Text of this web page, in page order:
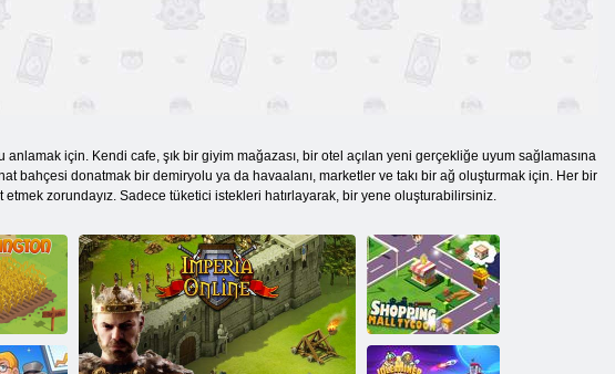
için. Kendi cafe, şık bir giyim mağazası, bir otel açılan yeni gerçekliğe uyum sağlamasına
bahçesi donatmak bir demiryolu ya da havaalanı, marketler ve takı bir ağ oluşturmak için. Her bir
zorundayız. Sadece tüketici istekleri hatırlayarak, bir yene oluşturabilirsiniz.